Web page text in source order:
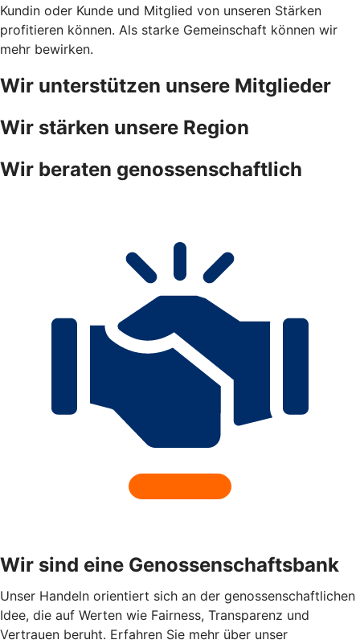
Kundin oder Kunde und Mitglied von unseren Stärken
profitieren können. Als starke Gemeinschaft können wir
mehr bewirken.
Wir unterstützen unsere Mitglieder
Wir stärken unsere Region
Wir beraten genossenschaftlich
Wir sind eine Genossenschaftsbank
Unser Handeln orientiert sich an der genossenschaftlichen
Idee, die auf Werten wie Fairness, Transparenz und
Vertrauen beruht. Erfahren Sie mehr über unser